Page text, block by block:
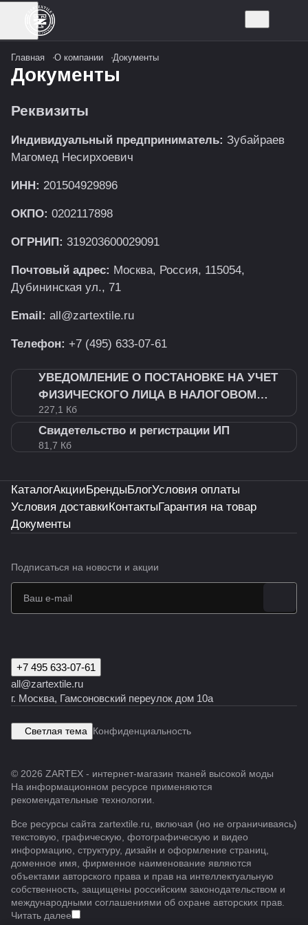
Главная О компании Документы
Документы
Реквизиты
Индивидуальный предприниматель: Зубайраев
Магомед Несирхоевич
ИНН: 201504929896
ОКПО: 0202117898
ОГРНИП: 319203600029091
Почтовый адрес: Москва, Россия, 115054,
Дубининская ул., 71
Email: all@zartextile.ru
Телефон: +7 (495) 633-07-61
УВЕДОМЛЕНИЕ О ПОСТАНОВКЕ НА УЧЕТ
ФИЗИЧЕСКОГО ЛИЦА В НАЛОГОВОМ
ОРГАНЕ
227,1 Кб
Свидетельство и регистрации ИП
81,7 Кб
КаталогАкцииБрендыБлогУсловия оплаты
Условия доставкиКонтактыГарантия на товар
Документы
Подписаться на новости и акции
+7 495 633-07-61
all@zartextile.ru
г. Москва, Гамсоновский переулок дом 10а
Светлая тема Конфиденциальность
© 2026 ZARTEX - интернет-магазин тканей высокой моды
На информационном ресурсе применяются
рекомендательные технологии
Все ресурсы сайта zartextile.ru, включая (но не ограничиваясь)
текстовую, графическую, фотографическую и видео
информацию, структуру, дизайн и оформление страниц,
доменное имя, фирменное наименование являются
объектами авторского права и прав на интеллектуальную
собственность, защищены российским законодательством и
международными соглашениями об охране авторских прав.
Читать далее